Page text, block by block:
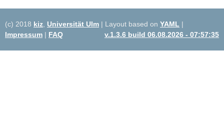
(c) 2018 kiz Universität Ulm | Layout based on YAML |
Impressum | FAQ v.1.3.6 build 06.08.2026 - 07:57:35